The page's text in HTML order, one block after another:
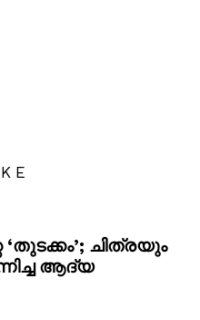
ചിത്രയും
ആദ്യ